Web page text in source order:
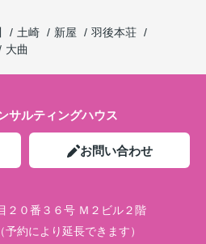
土崎 新屋
羽後本荘
大曲
サルティングハウス
お問い合わせ
２０番３６号 Ｍ２ビル２階
約により延長できます）